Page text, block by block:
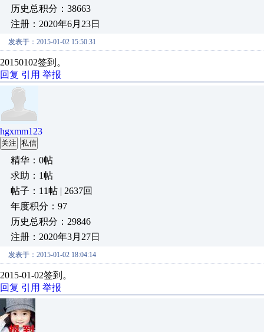
历史总积分：38663
注册：2020年6月23日
发表于：2015-01-02 15:50:31
20150102签到。
回复 引用 举报
hgxmm123
关注 私信
精华：0帖
求助：1帖
帖子：11帖 | 2637回
年度积分：97
历史总积分：29846
注册：2020年3月27日
发表于：2015-01-02 18:04:14
2015-01-02签到。
回复 引用 举报